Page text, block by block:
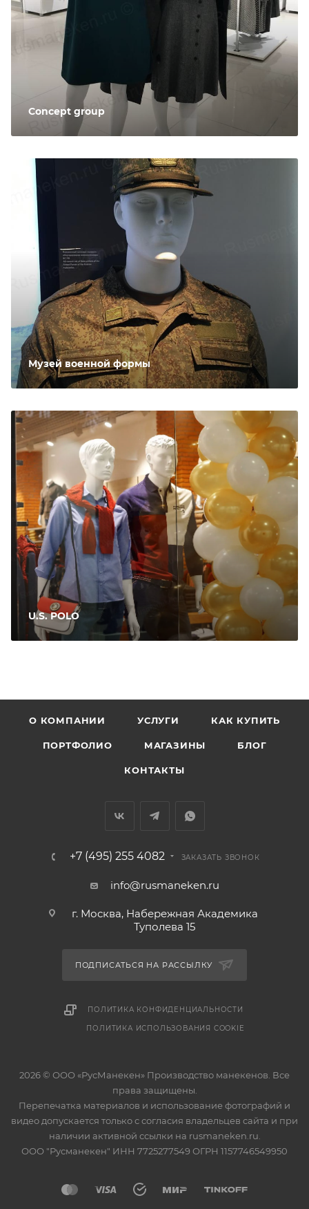
Concept group
Музей военной формы
U.S. POLO
О КОМПАНИИ УСЛУГИ КАК КУПИТЬ
ПОРТФОЛИО МАГАЗИНЫ БЛОГ
КОНТАКТЫ
+7 (495) 255 4082 ЗАКАЗАТЬ ЗВОНОК
info@rusmaneken.ru
г. Москва, Набережная Академика
Туполева 15
ПОДПИСАТЬСЯ НА РАССЫЛКУ
ПОЛИТИКА КОНФИДЕНЦИАЛЬНОСТИ
ПОЛИТИКА ИСПОЛЬЗОВАНИЯ COOKIE
2026 © ООО «РусМанекен» Производство манекенов. Все
права защищены.
Перепечатка материалов и использование фотографий и
видео допускается только с согласия владельцев сайта и при
наличии активной ссылки на rusmaneken.ru.
ООО "Русманекен" ИНН 7725277549 ОГРН 1157746549950